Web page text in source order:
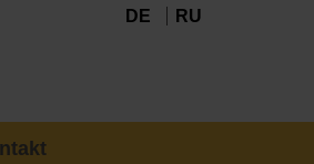
DE RU